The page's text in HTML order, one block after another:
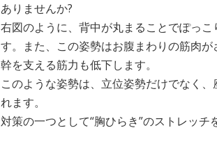
ありませんか?
右図のように、背中が丸まることでぽっ
す。また、この姿勢はお腹まわりの筋肉
幹を支える筋力も低下します。
このような姿勢は、立位姿勢だけでなく
れます。
対策の一つとして“胸ひらき”のストレッチ